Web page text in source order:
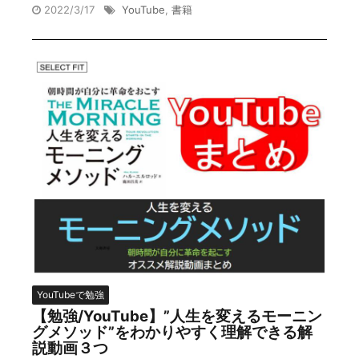
2022/3/17 YouTube 書籍
YouTubeで勉強
【勉強/YouTube】”人生を変えるモーニン
グメソッド”をわかりやすく理解できる解
説動画３つ